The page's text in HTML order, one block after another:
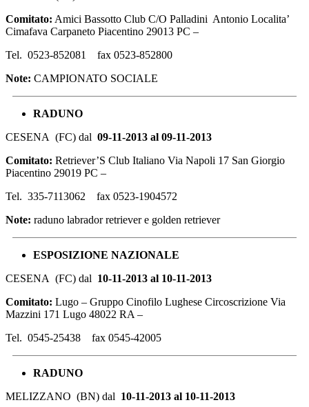
Comitato: Amici Bassotto Club C/O Palladini Antonio Localita’
Cimafava Carpaneto Piacentino 29013 PC –
Tel. 0523-852081 fax 0523-852800
Note: CAMPIONATO SOCIALE
RADUNO
CESENA (FC) dal 09-11-2013 al 09-11-2013
Comitato: Retriever’S Club Italiano Via Napoli 17 San Giorgio
Piacentino 29019 PC –
Tel. 335-7113062 fax 0523-1904572
Note: raduno labrador retriever e golden retriever
ESPOSIZIONE NAZIONALE
CESENA (FC) dal 10-11-2013 al 10-11-2013
Comitato: Lugo – Gruppo Cinofilo Lughese Circoscrizione Via
Mazzini 171 Lugo 48022 RA –
Tel. 0545-25438 fax 0545-42005
RADUNO
MELIZZANO (BN) dal 10-11-2013 al 10-11-2013